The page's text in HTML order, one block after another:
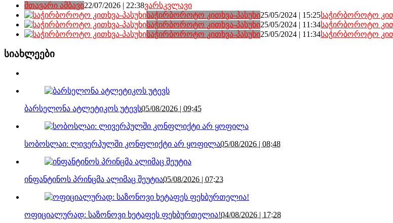
მთავარი ამბავი22/07/2026 | 22:38ვარსკვლავი
საჭირბოროტო კითხვა-პასუხი25/05/2024 | 15:25საჭირბოროტო
საჭირბოროტო კითხვა-პასუხი25/05/2024 | 11:34საჭირბოროტო
საჭირბოროტო კითხვა-პასუხი25/05/2024 | 11:34საჭირბოროტო
სიახლეები
ბარსელონა ატლეტიკოს უტევს05/08/2026 | 09:45
სობოსლაი: ლივერპულში კონფლიქტი არ ყოფილა05/08/2026 | 08:48
ინფანტინოს პრინცმა ალიმაც შეუტია05/08/2026 | 07:23
ოფიციალურად: საზონოვი ხეტაფეს ფეხბურთელია!04/08/2026 | 17:28